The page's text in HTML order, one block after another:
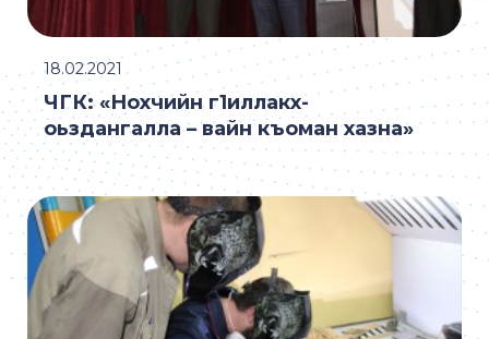
ЧГК: «Нохчийн г1иллакх-
оьздангалла – вайн къоман хазна»
18.02.2021